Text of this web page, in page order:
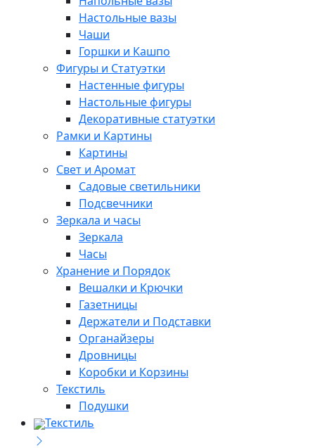
Настольные вазы
Чаши
Горшки и Кашпо
Фигуры и Статуэтки
Настенные фигуры
Настольные фигуры
Декоративные статуэтки
Рамки и Картины
Картины
Свет и Аромат
Садовые светильники
Подсвечники
Зеркала и часы
Зеркала
Часы
Хранение и Порядок
Вешалки и Крючки
Газетницы
Держатели и Подставки
Органайзеры
Дровницы
Коробки и Корзины
Текстиль
Подушки
Текстиль